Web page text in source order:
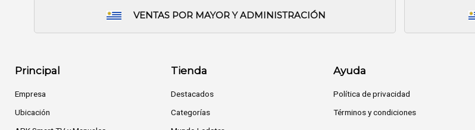
VENTAS POR MAYOR Y ADMINISTRACIÓN
Principal
Empresa
Ubicación
Tienda
Destacados
Categorías
Ayuda
Política de privacidad
Términos y condiciones